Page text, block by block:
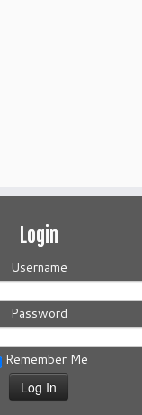
Login
Username
Password
Remember Me